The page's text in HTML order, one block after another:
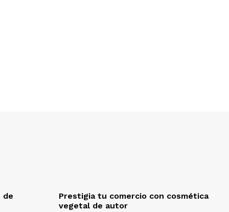
de
Prestigia tu comercio con cosmética
vegetal de autor